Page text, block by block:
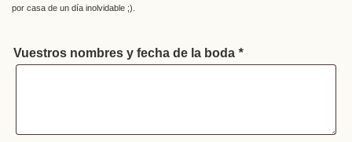
por casa de un día inolvidable ;).
Vuestros nombres y fecha de la boda *